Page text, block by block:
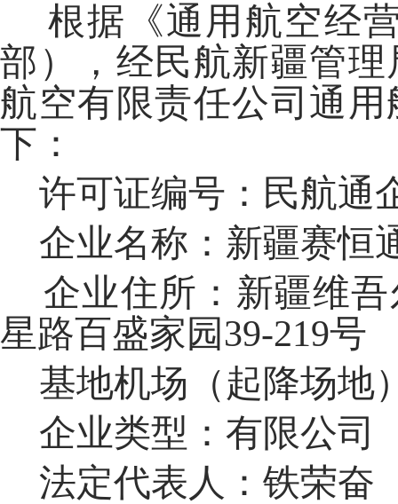
根据《通用航空经
部 ），经民航新疆管
航空有限责任公司 通用
下：
许可证编号：民航通
企业名称：新疆赛恒
企业住所： 新疆维
星路百盛家园39-219号
基地机场（起降场地
企业类型：有限公司
法定代表人：铁荣奋